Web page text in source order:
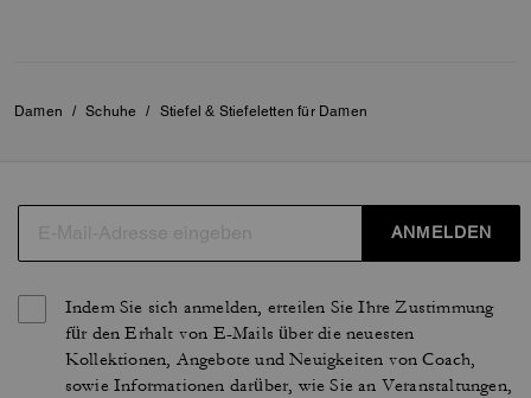
Damen / Schuhe / Stiefel & Stiefeletten für Damen
ANMELDEN
Indem Sie sich anmelden, erteilen Sie Ihre Zustimmung
für den Erhalt von E-Mails über die neuesten
Kollektionen, Angebote und Neuigkeiten von Coach,
sowie Informationen darüber, wie Sie an Veranstaltungen,